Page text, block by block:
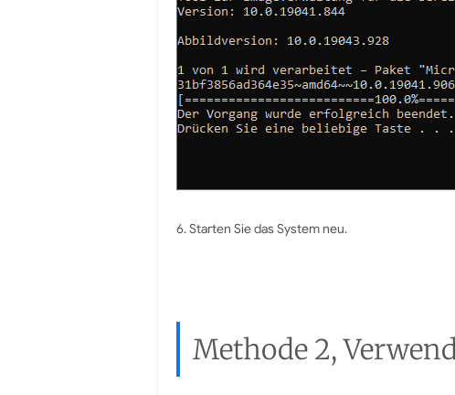
6. Starten Sie das System neu.
Methode 2,